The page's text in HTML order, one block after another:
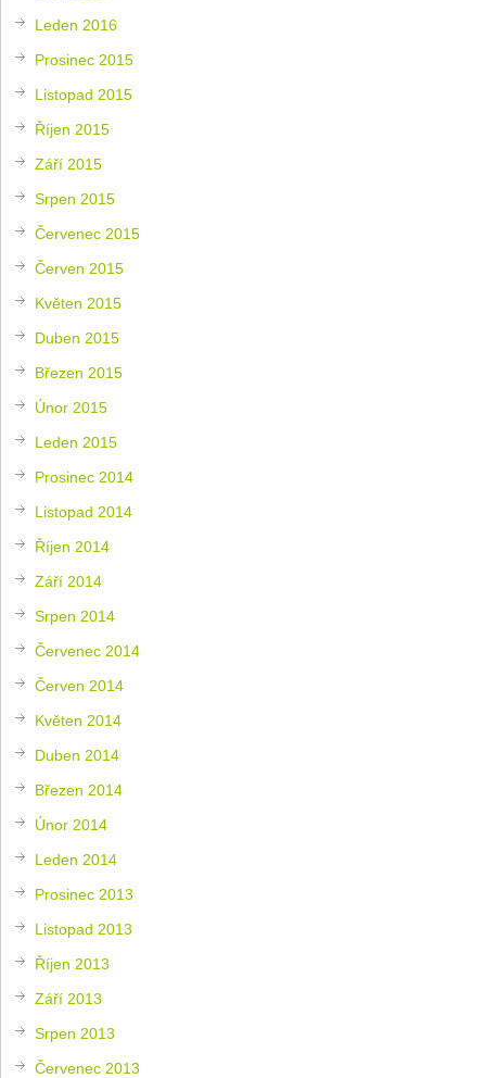
Leden 2016
Prosinec 2015
Listopad 2015
Říjen 2015
Září 2015
Srpen 2015
Červenec 2015
Červen 2015
Květen 2015
Duben 2015
Březen 2015
Únor 2015
Leden 2015
Prosinec 2014
Listopad 2014
Říjen 2014
Září 2014
Srpen 2014
Červenec 2014
Červen 2014
Květen 2014
Duben 2014
Březen 2014
Únor 2014
Leden 2014
Prosinec 2013
Listopad 2013
Říjen 2013
Září 2013
Srpen 2013
Červenec 2013